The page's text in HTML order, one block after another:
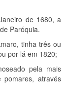
de 1680, a
Paróquia.
tinha três ou
por lá em 1820;
pela mais
pomares, através